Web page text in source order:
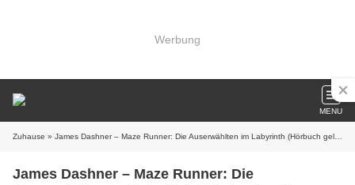
Werbung
MENU
Zuhause » James Dashner – Maze Runner: Die Auserwählten im Labyrinth (Hörbuch gelesen von David Nathan)
James Dashner – Maze Runner: Die